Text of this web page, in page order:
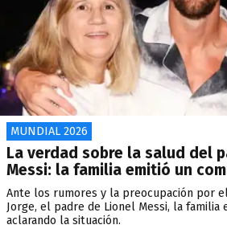
MUNDIAL 2026
La verdad sobre la salud del
Messi: la familia emitió un
Ante los rumores y la preocupación por
Jorge, el padre de Lionel Messi, la familia
aclarando la situación.